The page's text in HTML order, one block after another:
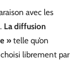
avec les
La diffusion
» telle qu’on
librement par